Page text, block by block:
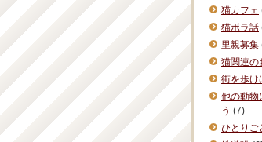
猫カフェ
猫ボラ話
里親募集
猫関連の
街を歩け
他の動物
う (7)
ひとりご